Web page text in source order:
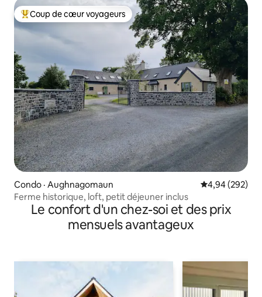
Coup de cœur voyageurs parmi les plus aimés
Coup de cœur voyageurs
Condo · Aughnagomaun Note
4,94 (292)
Ferme historique, loft, petit déjeuner inclus
Le confort d'un chez-soi et des prix
mensuels avantageux